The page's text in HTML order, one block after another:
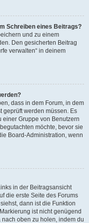
Schreiben eines Beitrags?
und zu einem
Den gesicherten Beitrag
verwalten“ in deinem
dass in dem Forum, in dem
geprüft werden müssen. Es
einer Gruppe von Benutzern
möchte, bevor sie
Board-Administration, wenn
in der Beitragsansicht
die erste Seite des Forums
dann ist die Funktion
ist nicht genügend
oben zu holen, indem du